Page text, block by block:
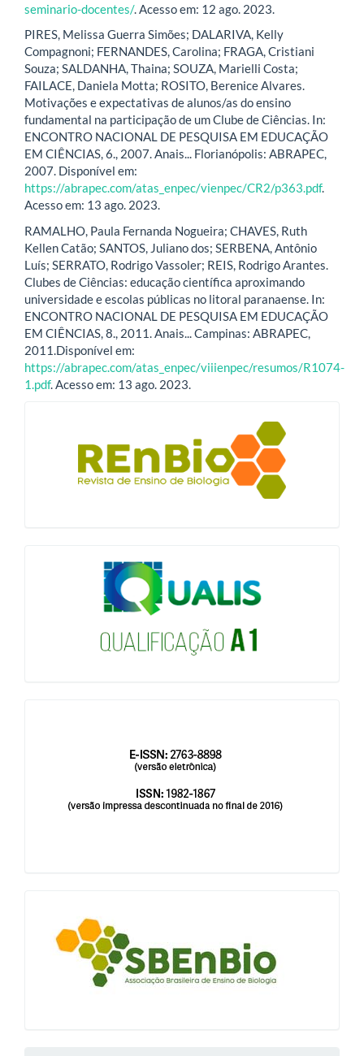
seminario-docentes/. Acesso em: 12 ago. 2023.
PIRES, Melissa Guerra Simões; DALARIVA, Kelly
Compagnoni; FERNANDES, Carolina; FRAGA, Cristiani
Souza; SALDANHA, Thaina; SOUZA, Marielli Costa;
FAILACE, Daniela Motta; ROSITO, Berenice Alvares.
Motivações e expectativas de alunos/as do ensino
fundamental na participação de um Clube de Ciências. In:
ENCONTRO NACIONAL DE PESQUISA EM EDUCAÇÃO
EM CIÊNCIAS, 6., 2007. Anais... Florianópolis: ABRAPEC,
2007. Disponível em:
https://abrapec.com/atas_enpec/vienpec/CR2/p363.pdf.
Acesso em: 13 ago. 2023.
RAMALHO, Paula Fernanda Nogueira; CHAVES, Ruth
Kellen Catão; SANTOS, Juliano dos; SERBENA, Antônio
Luís; SERRATO, Rodrigo Vassoler; REIS, Rodrigo Arantes.
Clubes de Ciências: educação científica aproximando
universidade e escolas públicas no litoral paranaense. In:
ENCONTRO NACIONAL DE PESQUISA EM EDUCAÇÃO
EM CIÊNCIAS, 8., 2011. Anais... Campinas: ABRAPEC,
2011.Disponível em:
https://abrapec.com/atas_enpec/viiienpec/resumos/R1074-
1.pdf. Acesso em: 13 ago. 2023.
blocologosbenbio